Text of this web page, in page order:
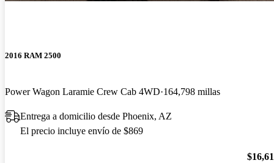
2016 RAM 2500
Power Wagon Laramie Crew Cab 4WD 164,798 millas
Entrega a domicilio desde Phoenix, AZ
El precio incluye envío de $869